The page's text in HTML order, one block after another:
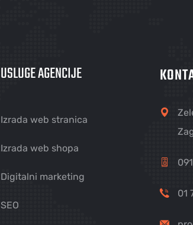
USLUGE AGENCIJE
Izrada web stranica
Izrada web shopa
Digitalni marketing
SEO
01